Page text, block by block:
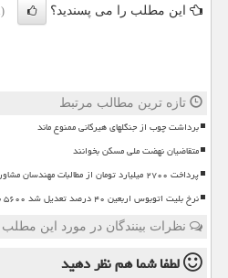
این مطلب را می پسندید؟ (1)
تازه ترین مطالب مرتبط
برداشت چوب از جنگلهای هیرکانی ممنوع ماند
متقاضیان نهضت ملی مسکن بخوانند
پرداخت ۲۷۰۰ میلیارد تومان از مطالبات مهندسان مشاور راه و راه آهن
نرخ بلیت اتوبوس اربعین ۴۰ درصد تعدیل شد ۵۶۰۰ ناوگان آماده خدمت رسانی
نظرات بینندگان در مورد این مطلب
لطفا شما همنظر دهید